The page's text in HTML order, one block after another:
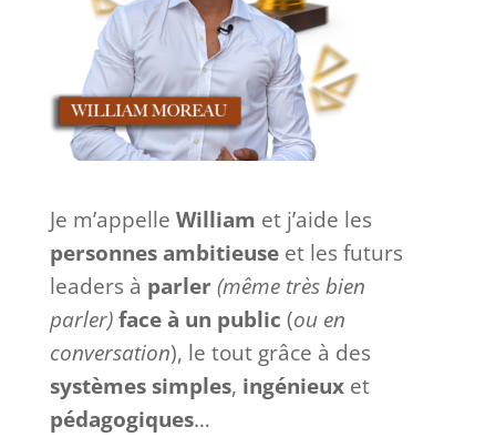
Je m’appelle William et j’aide les
personnes ambitieuseet les futurs
leaders à parler (même très bien
parler) face à un public (ou en
conversation), le tout grâce à des
systèmes simples, ingénieuxet
pédagogiques…